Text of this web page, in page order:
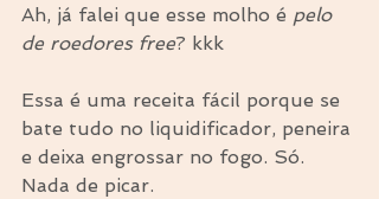
Ah, já falei que esse molho é pelo
de roedores free? kkk
Essa é uma receita fácil porque se
bate tudo no liquidificador, peneira
e deixa engrossar no fogo. Só.
Nada de picar.